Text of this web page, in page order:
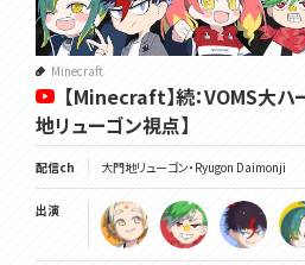
Minecraft
【Minecraft】続：VOMS大ハ
地リューゴン視点】
配信ch 大門地リューゴン・Ryugon Daimonji
出演